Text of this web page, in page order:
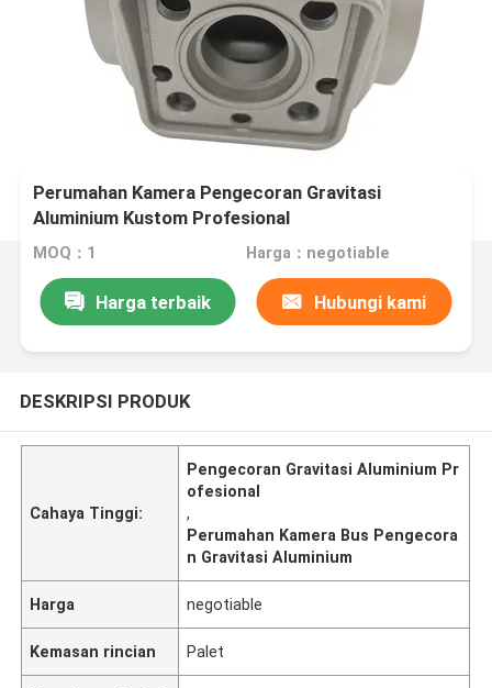
Perumahan Kamera Pengecoran Gravitasi
Aluminium Kustom Profesional
MOQ：1 Harga：negotiable
Harga terbaik Hubungi kami
DESKRIPSI PRODUK
Cahaya Tinggi:
Pengecoran Gravitasi Aluminium Pr
ofesional
,
Perumahan Kamera Bus Pengecora
n Gravitasi Aluminium
Harga negotiable
Kemasan rincian Palet